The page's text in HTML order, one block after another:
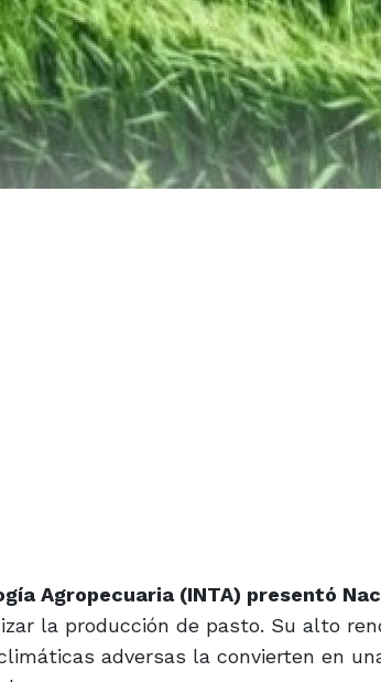
Agropecuaria (INTA) presentó
la producción de pasto. Su alto
adversas la convierten en